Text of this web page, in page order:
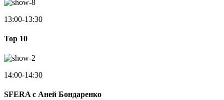
13:00-13:30
Top 10
14:00-14:30
SFERA с Аней Бондаренко